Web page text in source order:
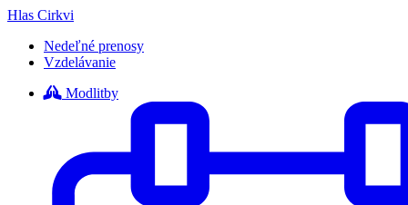
Hlas Cirkvi
Nedeľné prenosy
Vzdelávanie
Modlitby